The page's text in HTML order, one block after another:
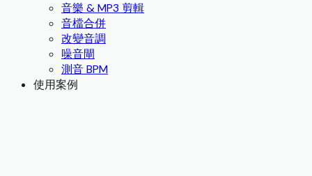
音樂 & MP3 剪輯
音檔合併
改變音調
噪音閘
測音 BPM
使用案例